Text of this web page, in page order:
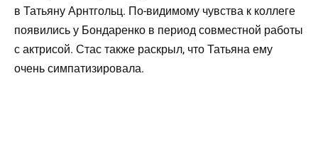
в Татьяну Арнтгольц. По-видимому чувства к коллеге
появились у Бондаренко в период совместной работы
с актрисой. Стас также раскрыл, что Татьяна ему
очень симпатизировала.